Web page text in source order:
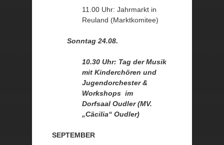
11.00 Uhr: Jahrmarkt in
Reuland (Marktkomitee)
Sonntag 24.08.
10.30 Uhr: Tag der Musik
mit Kinderchören und
Jugendorchester &
Workshops im
Dorfsaal Oudler (MV.
„Cäcilia“ Oudler)
SEPTEMBER